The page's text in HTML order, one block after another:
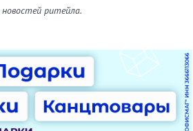
ритейла.